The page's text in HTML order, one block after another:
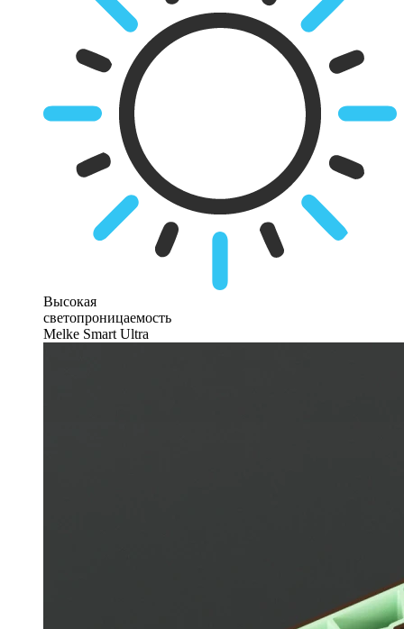
Высокая
светопроницаемость
Melke Smart Ultra